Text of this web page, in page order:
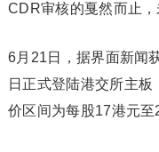
CDR审核的戛然而止，
6月21日，据界面新闻
日正式登陆港交所主
价区间为每股17港元至